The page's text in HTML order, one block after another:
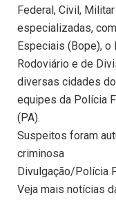
Federal, Civil,
especializadas,
Especiais (Bope),
Rodoviário e de
diversas cidades
equipes da Polícia
(PA).
Suspeitos foram
criminosa
Divulgação/Polícia
Veja mais notícias